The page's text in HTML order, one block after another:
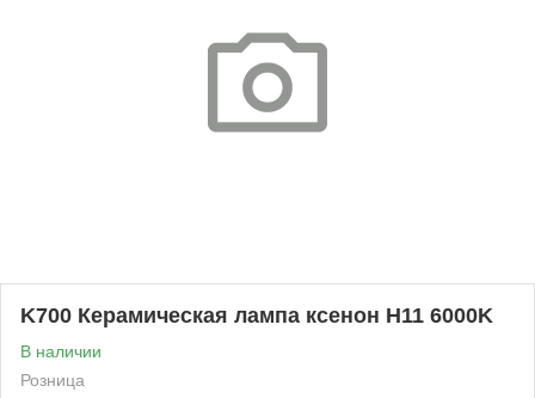
K700 Керамическая лампа ксенон H11 6000K
В наличии
Розница